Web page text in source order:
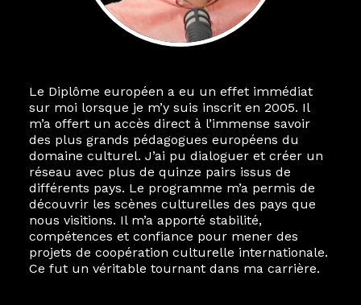
Le Diplôme européen a eu un effet immédiat
sur moi lorsque je m’y suis inscrit en 2005. Il
m’a offert un accès direct à l’immense savoir
des plus grands pédagogues européens du
domaine culturel. J’ai pu dialoguer et créer un
réseau avec plus de quinze pairs issus de
différents pays. Le programme m’a permis de
découvrir les scènes culturelles des pays que
nous visitions. Il m’a apporté stabilité,
compétences et confiance pour mener des
projets de coopération culturelle internationale.
Ce fut un véritable tournant dans ma carrière.